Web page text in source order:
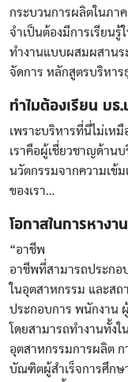
กระบวนการผลิตในภา
จำเป็นต้องมีการเรียนรู้
ทำงานแบบผสมผสานร
จัดการ หลักสูตรบริหา
ทำไมต้องเรียน บ
เพราะบริหารที่นี่ไม่เห
เราคือผู้เชี่ยวชาญด้าน
นวัตกรรมจากความเข้
ของเรา…
โอกาสในการหางาน
“อาชีพ
อาชีพที่สามารถประกอ
ในอุตสาหกรรม และส
ประกอบการ พนักงาน
โดยสามารถทำงานทั้ง
อุตสาหกรรมการผลิต ก
บัณฑิตผู้สำเร็จการศึกษ